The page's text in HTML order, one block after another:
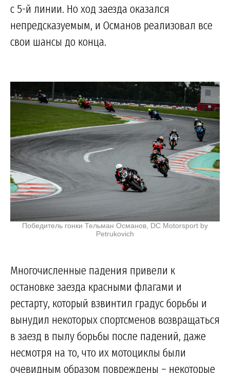
с 5-й линии. Но ход заезда оказался
непредсказуемым, и Османов реализовал все
свои шансы до конца.
Победитель гонки Тельман Османов, DC Motorsport by
Petrukovich
Многочисленные падения привели к
остановке заезда красными флагами и
рестарту, который взвинтил градус борьбы и
вынудил некоторых спортсменов возвращаться
в заезд в пылу борьбы после падений, даже
несмотря на то, что их мотоциклы были
очевидным образом повреждены – некоторые